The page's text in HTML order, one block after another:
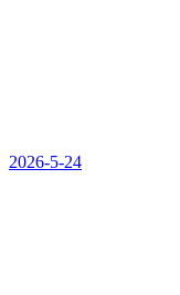
2026-5-24